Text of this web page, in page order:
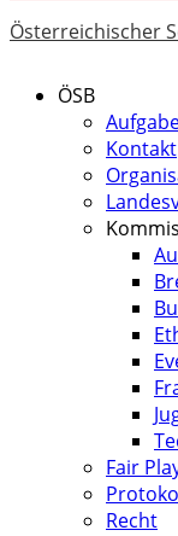
Österreichischer
ÖSB
Kontakt
Fair
Recht